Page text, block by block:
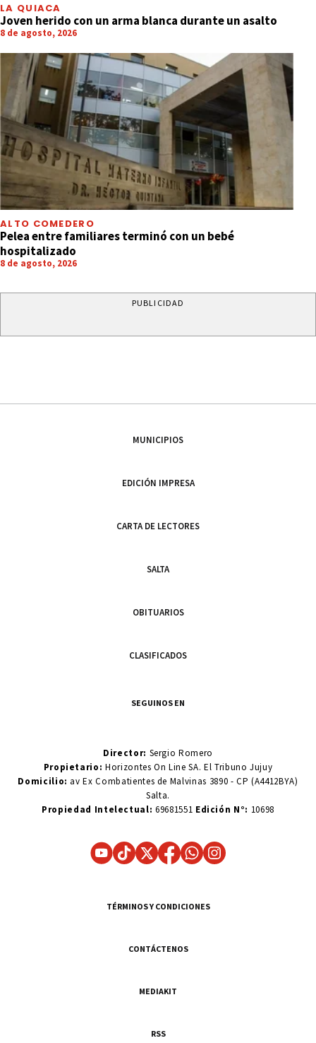
LA QUIACA
Joven herido con un arma blanca durante un asalto
8 de agosto, 2026
ALTO COMEDERO
Pelea entre familiares terminó con un bebé
hospitalizado
8 de agosto, 2026
PUBLICIDAD
MUNICIPIOS
EDICIÓN IMPRESA
CARTA DE LECTORES
SALTA
OBITUARIOS
CLASIFICADOS
SEGUINOS EN
Director: Sergio Romero
Propietario:Horizontes On Line SA. El Tribuno Jujuy
Domicilio: av Ex Combatientes de Malvinas 3890 - CP (A4412BYA)
Salta.
Propiedad Intelectual: 69681551 Edición N°: 10698
TÉRMINOS Y CONDICIONES
CONTÁCTENOS
MEDIAKIT
RSS